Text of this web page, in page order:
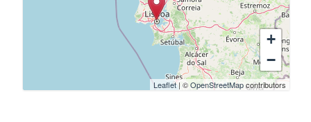
+
−
Leaflet| ©OpenStreetMapcontributors